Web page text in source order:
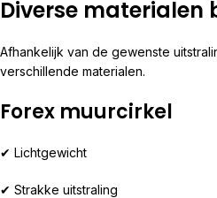
Diverse materialen
Afhankelijk van de gewenste
verschillende materialen.
Forex muurcirkel
✔ Lichtgewicht
✔ Strakke uitstraling